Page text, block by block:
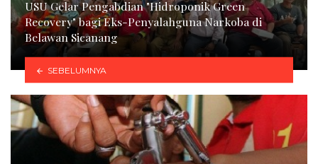
USU Gelar Pengabdian "Hidroponik Green
Recovery" bagi Eks-Penyalahguna Narkoba di
Belawan Sicanang
SEBELUMNYA